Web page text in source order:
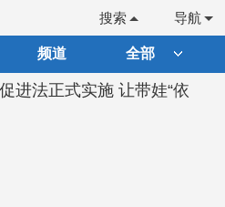
导航
搜索
频道 全部
进法正式实施 让带娃“依